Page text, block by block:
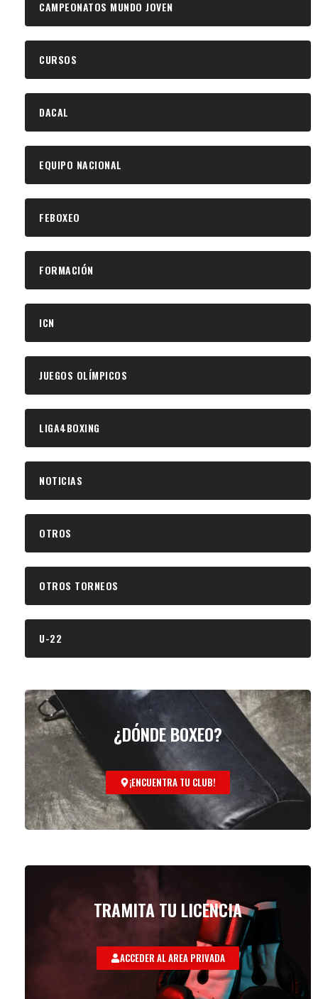
CAMPEONATOS MUNDO JOVEN
CURSOS
DACAL
EQUIPO NACIONAL
FEBOXEO
FORMACIÓN
ICN
JUEGOS OLÍMPICOS
LIGA4BOXING
NOTICIAS
OTROS
OTROS TORNEOS
U-22
¿DÓNDE BOXEO?
¡ENCUENTRA TU CLUB!
TRAMITA TU LICENCIA
ACCEDER AL AREA PRIVADA